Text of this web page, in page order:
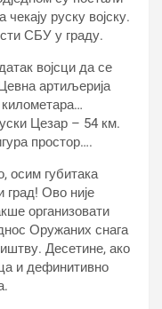
руску војску.
СБУ у граду.
војсци да се
артиљерија
Цезар – 54 км.
простор….
осим губитака
град! Ово није
организовати
Оружаних снага
Десетине, ако
и дефинитивно